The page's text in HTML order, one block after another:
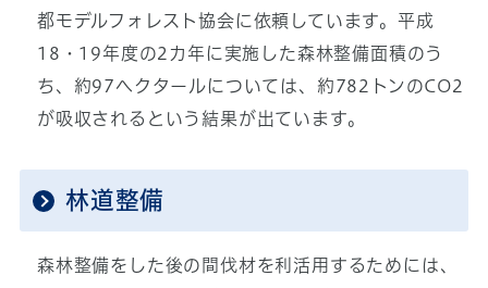
都モデルフォレスト協会に依頼しています。平成
18・19年度の2カ年に実施した森林整備面積のう
ち、約97ヘクタールについては、約782トンのCO2
が吸収されるという結果が出ています。
林道整備
森林整備をした後の間伐材を利活用するためには、